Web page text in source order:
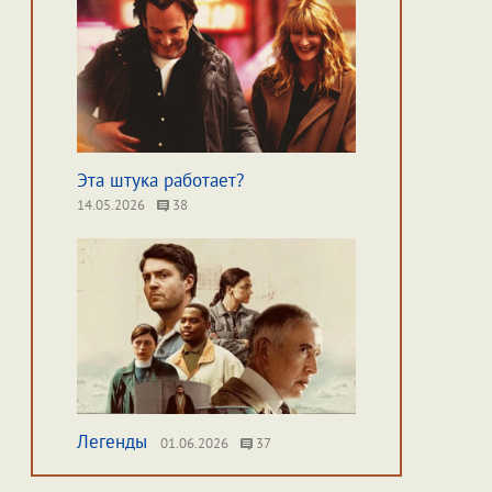
Эта штука работает?
14.05.2026 38
Легенды 01.06.2026 37